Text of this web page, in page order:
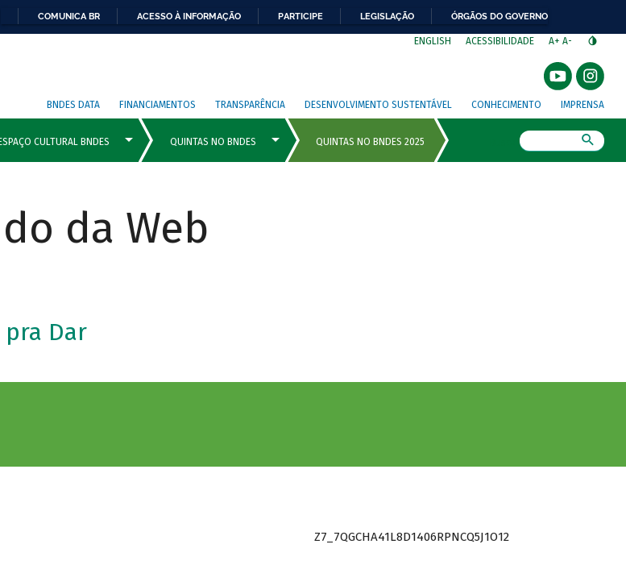
COMUNICA BR ACESSO À INFORMAÇÃO PARTICIPE LEGISLAÇÃO ÓRGÃOS DO GOVERNO
ENGLISH ACESSIBILIDADE A+ A-
BNDES DATA FINANCIAMENTOS TRANSPARÊNCIA DESENVOLVIMENTO SUSTENTÁVEL CONHECIMENTO IMPRENSA
da Web
pra Dar
Z7_7QGCHA41L8D1406RPNCQ5J1O12